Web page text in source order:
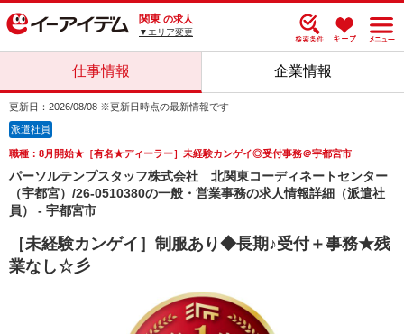
関東 の求人
▼エリア変更
仕事情報 企業情報
更新日：2026/08/08 ※更新日時点の最新情報です
派遣社員
職種：8月開始★［有名★ディーラー］未経験カンゲイ◎受付事務＠宇都宮市
パーソルテンプスタッフ株式会社 北関東コーディネートセンター
（宇都宮）/26-0510380の一般・営業事務の求人情報詳細（派遣社
員） - 宇都宮市
［未経験カンゲイ］制服あり◆長期♪受付＋事務★残
業なし☆彡